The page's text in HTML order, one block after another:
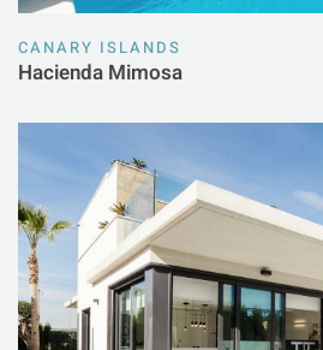
CANARY ISLANDS
Hacienda Mimosa